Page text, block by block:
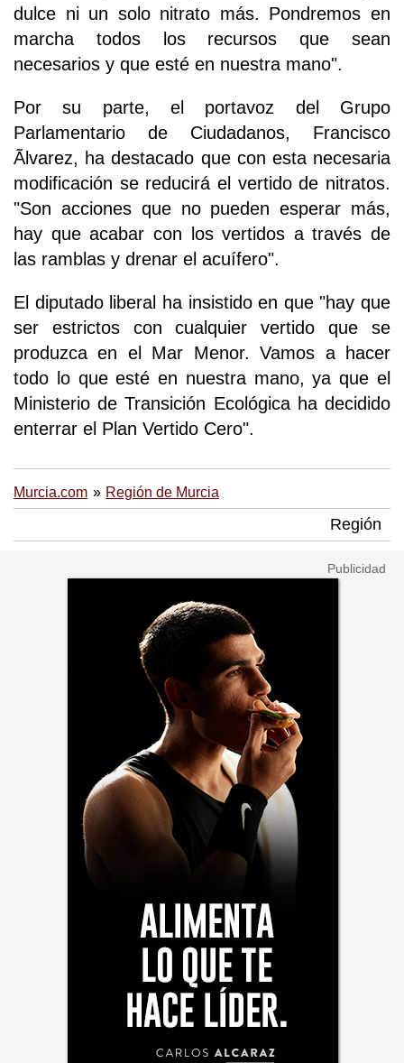
dulce ni un solo nitrato más. Pondremos en
marcha todos los recursos que sean
necesarios y que esté en nuestra mano".
Por su parte, el portavoz del Grupo
Parlamentario de Ciudadanos, Francisco
Ãlvarez, ha destacado que con esta necesaria
modificación se reducirá el vertido de nitratos.
"Son acciones que no pueden esperar más,
hay que acabar con los vertidos a través de
las ramblas y drenar el acuífero".
El diputado liberal ha insistido en que "hay que
ser estrictos con cualquier vertido que se
produzca en el Mar Menor. Vamos a hacer
todo lo que esté en nuestra mano, ya que el
Ministerio de Transición Ecológica ha decidido
enterrar el Plan Vertido Cero".
Murcia.com Región de Murcia
Región